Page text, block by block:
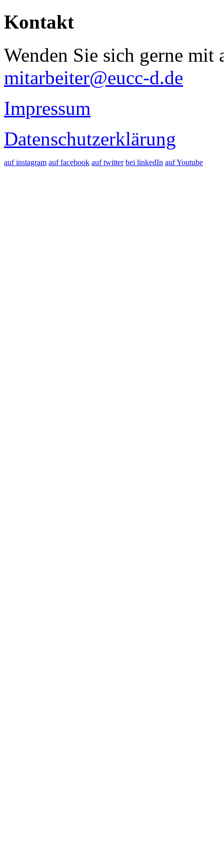
Kontakt
Wenden Sie sich gerne mit
mitarbeiter@eucc-d.de
Impressum
Datenschutzerklärung
auf instagram auf facebook auf twitter bei linkedIn auf Youtube